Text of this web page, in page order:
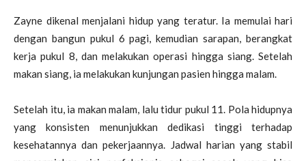
Zayne dikenal menjalani hidup yang teratur. Ia memulai hari
dengan bangun pukul 6 pagi, kemudian sarapan, berangkat
kerja pukul 8, dan melakukan operasi hingga siang. Setelah
makan siang, ia melakukan kunjungan pasien hingga malam.
Setelah itu, ia makan malam, lalu tidur pukul 11. Pola hidupnya
yang konsisten menunjukkan dedikasi tinggi terhadap
kesehatannya dan pekerjaannya. Jadwal harian yang stabil